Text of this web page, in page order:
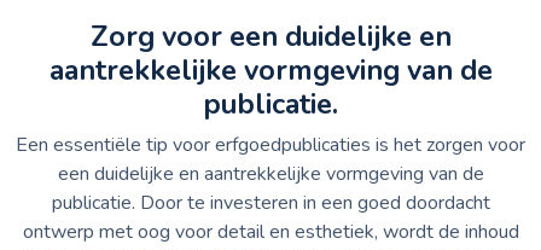
Zorg voor een duidelijke en
aantrekkelijke vormgeving van de
publicatie.
Een essentiële tip voor erfgoedpublicaties is het zorgen voor
een duidelijke en aantrekkelijke vormgeving van de
publicatie. Door te investeren in een goed doordacht
ontwerp met oog voor detail en esthetiek, wordt de inhoud